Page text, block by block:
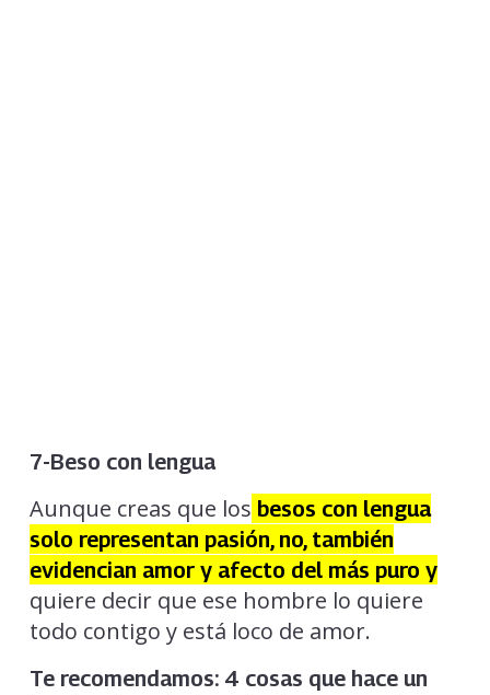
7-Beso con lengua
Aunque creas que los besos con lengua
solo representan pasión, no, también
evidencian amor y afecto del más puro y
quiere decir que ese hombre lo quiere
todo contigo y está loco de amor.
Te recomendamos: 4 cosas que hace un